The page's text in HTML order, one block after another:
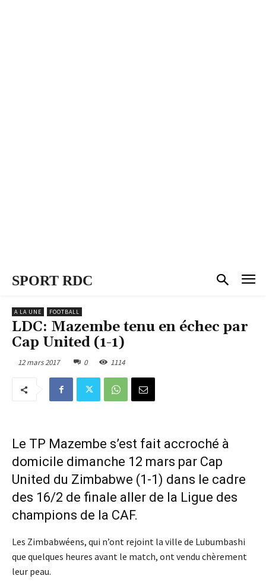
SPORT RDC
A LA UNE FOOTBALL
LDC: Mazembe tenu en échec par
Cap United (1-1)
12 mars 2017 0 1114
Le TP Mazembe s’est fait accroché à
domicile dimanche 12 mars par Cap
United du Zimbabwe (1-1) dans le cadre
des 16/2 de finale aller de la Ligue des
champions de la CAF.
Les Zimbabwéens, qui n’ont rejoint la ville de Lubumbashi
que quelques heures avant le match, ont vendu chèrement
leur peau.